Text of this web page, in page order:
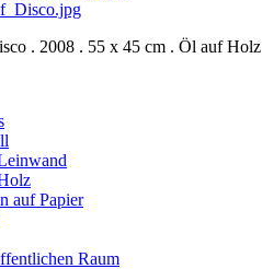
. 2008 . 55 x 45 cm . Öl auf Holz
auf Papier
Raum